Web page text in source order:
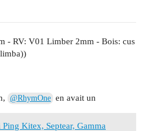
- RV: V01 Limber 2mm - Bois: cus
@RhymOne en avait un
Kitex, Septear, Gamma